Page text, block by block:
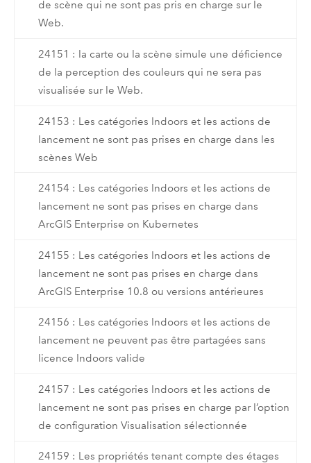
de scène qui ne sont pas pris en charge sur le
Web.
24151 : la carte ou la scène simule une déficience
de la perception des couleurs qui ne sera pas
visualisée sur le Web.
24153 : Les catégories Indoors et les actions de
lancement ne sont pas prises en charge dans les
scènes Web
24154 : Les catégories Indoors et les actions de
lancement ne sont pas prises en charge dans
ArcGIS Enterprise on Kubernetes
24155 : Les catégories Indoors et les actions de
lancement ne sont pas prises en charge dans
ArcGIS Enterprise 10.8 ou versions antérieures
24156 : Les catégories Indoors et les actions de
lancement ne peuvent pas être partagées sans
licence Indoors valide
24157 : Les catégories Indoors et les actions de
lancement ne sont pas prises en charge par l’option
de configuration Visualisation sélectionnée
24159 : Les propriétés tenant compte des étages